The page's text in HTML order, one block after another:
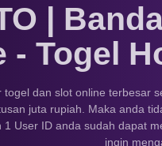
|
- Togel
dan slot online terbesar
juta rupiah. Maka anda
User ID anda sudah dapat
ingin